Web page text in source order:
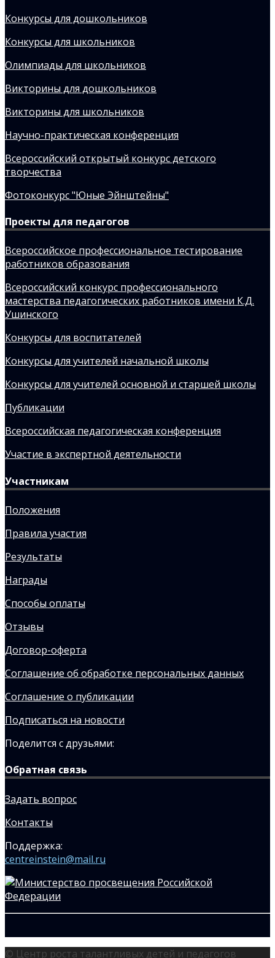
Конкурсы для дошкольников
Конкурсы для школьников
Олимпиады для школьников
Викторины для дошкольников
Викторины для школьников
Научно-практическая конференция
Всероссийский открытый конкурс детского
творчества
Фотоконкурс "Юные Эйнштейны"
Проекты для педагогов
Всероссийское профессиональное тестирование
работников образования
Всероссийский конкурс профессионального
мастерства педагогических работников имени К.Д.
Ушинского
Конкурсы для воспитателей
Конкурсы для учителей начальной школы
Конкурсы для учителей основной и старшей школы
Публикации
Всероссийская педагогическая конференция
Участие в экспертной деятельности
Участникам
Положения
Правила участия
Результаты
Награды
Способы оплаты
Отзывы
Договор-оферта
Соглашение об обработке персональных данных
Соглашение о публикации
Подписаться на новости
Поделится с друзьями:
Обратная связь
Задать вопрос
Контакты
Поддержка:
centreinstein@mail.ru
© Центр роста талантливых детей и педагогов